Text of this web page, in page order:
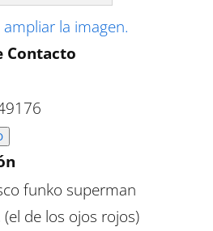
ampliar la imagen.
Contacto
funko superman
de los ojos rojos)